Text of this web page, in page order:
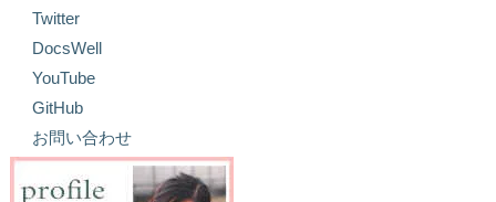
Twitter
DocsWell
YouTube
GitHub
お問い合わせ